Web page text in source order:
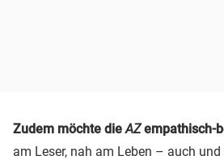
Zudem möchte die AZempathisch-
am Leser, nah am Leben – auch